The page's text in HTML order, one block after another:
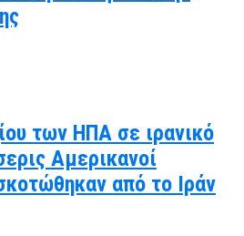
των ΗΠΑ σε ιρανικό
Αμερικανοί
από το Ιράν